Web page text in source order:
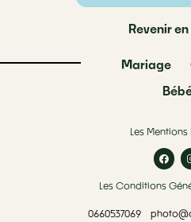
Revenir
Mariage
Les Mentions
Les Conditions
0660537069